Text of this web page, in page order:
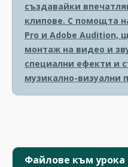
Файлове към урока
създавайки
клипове. С помощта
Pro и Adobe Audition,
монтаж на видео и
специални ефекти и
музикално-визуални